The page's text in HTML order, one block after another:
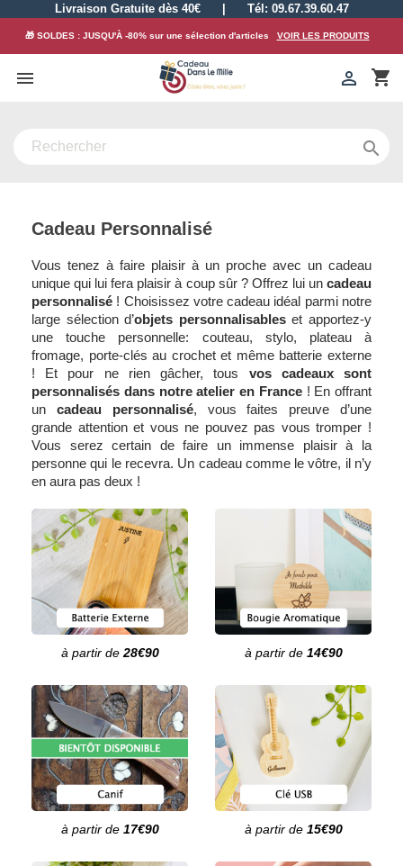
Livraison Gratuite dès 40€ Tél: 09.67.39.60.47
🎁 SOLDES : JUSQU'À -80% sur une sélection d'articles VOIR LES PRODUITS
 shopping_cart


Cadeau Personnalisé
Vous tenez à faire plaisir à un proche avec un cadeau
unique qui lui fera plaisir à coup sûr ? Offrez lui un cadeau
personnalisé ! Choisissez votre cadeau idéal parmi notre
large sélection d’objets personnalisableset apportez-y
une touche personnelle: couteau, stylo, plateau à
fromage, porte-clés au crochet et même batterie externe
! Et pour ne rien gâcher, tous vos cadeaux sont
personnalisés dans notre atelier en France! En offrant
un cadeau personnalisé, vous faites preuve d’une
grande attention et vous ne pouvez pas vous tromper !
Vous serez certain de faire un immense plaisir à la
personne qui le recevra. Un cadeau comme le vôtre, il n’y
en aura pas deux !
à partir de 28€90 à partir de 14€90
à partir de 17€90 à partir de 15€90